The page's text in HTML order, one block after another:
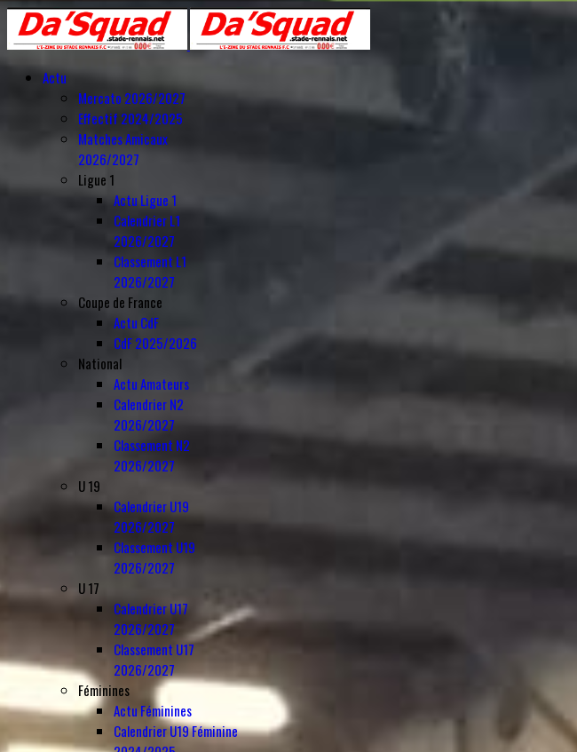
Actu
Mercato 2026/2027
Effectif 2024/2025
Matches Amicaux
2026/2027
Ligue 1
Actu Ligue 1
Calendrier L1
2026/2027
Classement L1
2026/2027
Coupe de France
Actu CdF
CdF 2025/2026
National
Actu Amateurs
Calendrier N2
2026/2027
Classement N2
2026/2027
U 19
Calendrier U19
2026/2027
Classement U19
2026/2027
U 17
Calendrier U17
2026/2027
Classement U17
2026/2027
Féminines
Actu Féminines
Calendrier U19 Féminine